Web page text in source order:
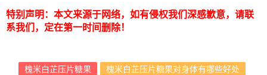
特别声明：本文来源于网络，如有侵权我们深感歉意，请联
系我们，定在第一时间删除！
槐米白芷压片糖果
槐米白芷压片糖果对身体有哪些好处